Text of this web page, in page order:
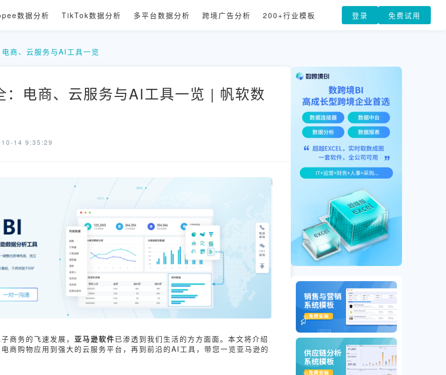
数据分析 TikTok数据分析 多平台数据分析 跨境广告分析 200+行业模板 登录 免费试用
商、云服务与AI工具一览
：电商、云服务与AI工具一览 | 帆软数
10-14 9:35:29
商务的飞速发展， 亚马逊软件已渗透到我们生活的方方面面。本文将介绍
商购物应用到强大的云服务平台，再到前沿的AI工具，带您一览亚马逊的